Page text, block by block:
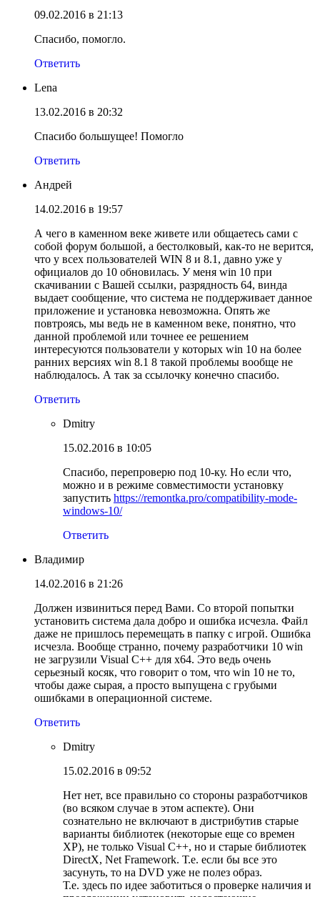
09.02.2016 в 21:13
Спасибо, помогло.
Ответить
Lena
13.02.2016 в 20:32
Спасибо большущее! Помогло
Ответить
Андрей
14.02.2016 в 19:57
А чего в каменном веке живете или общаетесь сами с
собой форум большой, а бестолковый, как-то не верится,
что у всех пользователей WIN 8 и 8.1, давно уже у
официалов до 10 обновилась. У меня win 10 при
скачивании с Вашей ссылки, разрядность 64, винда
выдает сообщение, что система не поддерживает данное
приложение и установка невозможна. Опять же
повтроясь, мы ведь не в каменном веке, понятно, что
данной проблемой или точнее ее решением
интересуются пользователи у которых win 10 на более
ранних версиях win 8.1 8 такой проблемы вообще не
наблюдалось. А так за ссылочку конечно спасибо.
Ответить
Dmitry
15.02.2016 в 10:05
Спасибо, перепроверю под 10-ку. Но если что,
можно и в режиме совместимости установку
запустить https://remontka.pro/compatibility-mode-
windows-10/
Ответить
Владимир
14.02.2016 в 21:26
Должен извиниться перед Вами. Со второй попытки
установить система дала добро и ошибка исчезла. Файл
даже не пришлось перемещать в папку с игрой. Ошибка
исчезла. Вообще странно, почему разработчики 10 win
не загрузили Visual C++ для x64. Это ведь очень
серьезный косяк, что говорит о том, что win 10 не то,
чтобы даже сырая, а просто выпущена с грубыми
ошибками в операционной системе.
Ответить
Dmitry
15.02.2016 в 09:52
Нет нет, все правильно со стороны разработчиков
(во всяком случае в этом аспекте). Они
сознательно не включают в дистрибутив старые
варианты библиотек (некоторые еще со времен
XP), не только Visual C++, но и старые библиотек
DirectX, Net Framework. Т.е. если бы все это
засунуть, то на DVD уже не полез образ.
Т.е. здесь по идее заботиться о проверке наличия и